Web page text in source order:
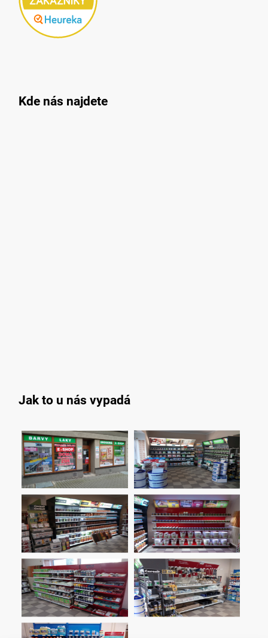
Kde nás najdete
Jak to u nás vypadá